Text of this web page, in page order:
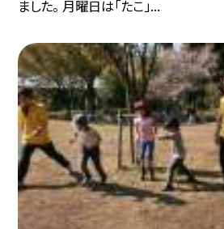
ました。 月曜日は「たこ」...